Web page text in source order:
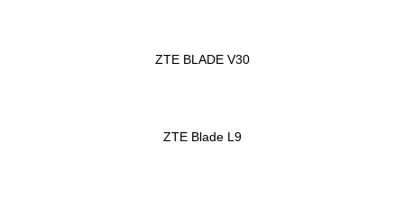
ZTE BLADE V30
ZTE Blade L9